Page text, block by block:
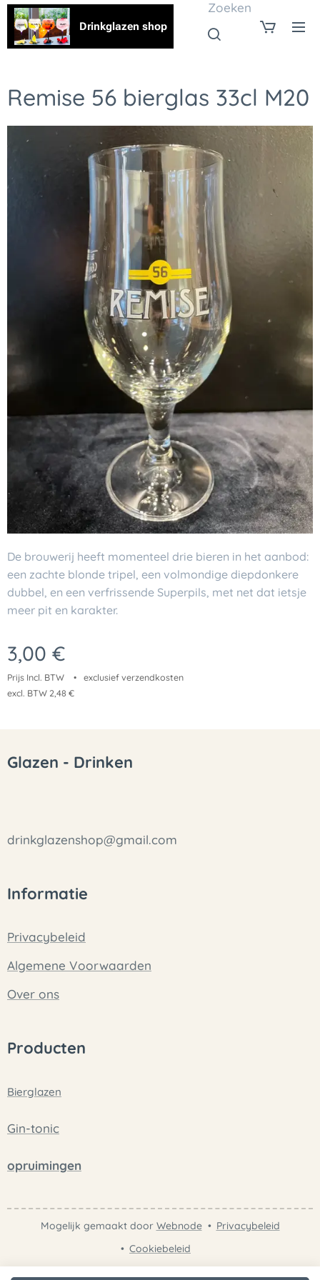
Drinkglazen shop
Zoeken
Remise 56 bierglas 33cl M20
De brouwerij heeft momenteel drie bieren in het aanbod:
een zachte blonde tripel, een volmondige diepdonkere
dubbel, en een verfrissende Superpils, met net dat ietsje
meer pit en karakter.
3,00 €
Prijs Incl. BTW
exclusief verzendkosten
excl. BTW 2,48 €
Glazen - Drinken
drinkglazenshop@gmail.com
Informatie
Privacybeleid
Algemene Voorwaarden
Over ons
Producten
Bierglazen
Gin-tonic
opruimingen
Mogelijk gemaakt door Webnode
Privacybeleid
Cookiebeleid